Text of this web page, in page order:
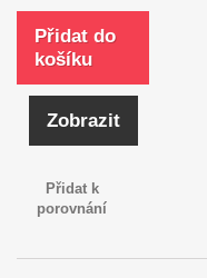
Přidat do
košíku
Zobrazit
Přidat k
porovnání